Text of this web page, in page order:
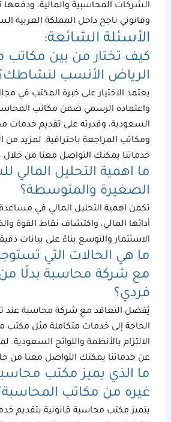
الشركات المحاسبية والمالية،
وقانوني ناجح داخل المملكة العربية
الأسئلة الشائعة:
كيف تختار من بين مكاتب
الرياض الأنسب
يعتمد الاختيار على خبرة المكتب في
واعتماده الرسمي ضمن مكاتب
السعودية، وقدرته على تقديم خدمات
ومكاتب المراجعةباحترافية. لمزيد
خدماتنا يمكنك التواصل معنا من خلال
ما اهمية التحليل المالي
الصغيرة والمتوسطة؟
تكمن اهمية التحليل المالي في
أدائها المالي، واكتشاف نقاط القوة
الاستثمار والتوسع بناءً على بيانات
ما هي الحالات التي
مع شركة محاسبةبدلًا
فردي؟
يُفضل التعاقد مع شركة محاسبةعند
الحاجة إلى خدمات متكاملة مثل مكتب
الالتزام بالأنظمة واللوائح السعودية.
عن خدماتنا يمكنك التواصل معنا من
ما الذي يميز مكتب
غيره من مكاتب
يتميزمكتب محاسبة قانونيةبتقديم